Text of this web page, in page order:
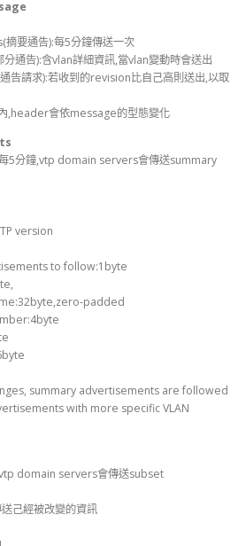
要通告):每5分鐘傳送一次
通告):含vlan詳細資訊,當vlan變動時會送出
請求):若收到的revision比自己高則送出,以取
,header會依message的型態變化
5分鐘,vtp domain servers會傳送summary
version
to follow:1byte
padded
summary advertisements are followed
with more specific VLAN
domain servers會傳送subset
己經被改變的資訊